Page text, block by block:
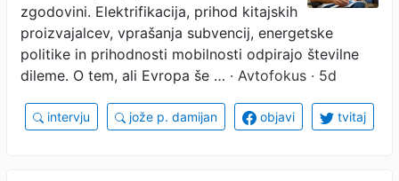
zgodovini. Elektrifikacija, prihod kitajskih
proizvajalcev, vprašanja subvencij, energetske
politike in prihodnosti mobilnosti odpirajo številne
dileme. O tem, ali Evropa še … · Avtofokus · 5d
intervju jože p. damijan objavi tvitaj